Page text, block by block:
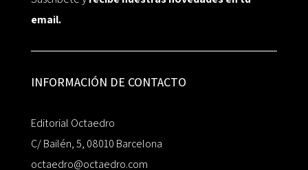
email.
INFORMACIÓN DE CONTACTO
Editorial Octaedro
C/ Bailén, 5, 08010 Barcelona
octaedro@octaedro.com